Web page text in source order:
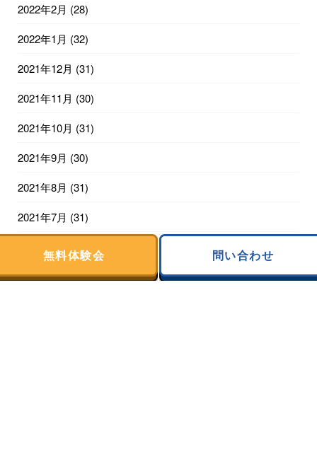
2022年2月 (28)
2022年1月 (32)
2021年12月 (31)
2021年11月 (30)
2021年10月 (31)
2021年9月 (30)
2021年8月 (31)
2021年7月 (31)
2021年6月 (30)
2021年5月(31)
無料体験会 問い合わせ